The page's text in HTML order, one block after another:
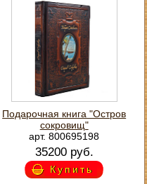
Подарочная книга "Остров
сокровищ"
арт. 800695198
35200 руб.
Купить